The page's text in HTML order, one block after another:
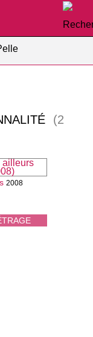
(2
2008